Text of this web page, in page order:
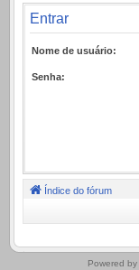
Entrar
Nome de usuário:
Senha:
Índice do fórum
.
Powered by